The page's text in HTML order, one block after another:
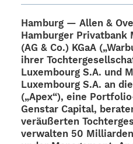
Hamburg — Allen &
Hambur­ger Privat­bank
(AG & Co.) KGaA
ihrer
Luxem­bourg S.A. und
Luxem­bourg S.A. an die
(„Apex“), eine
Genstar Capi­tal,
veräu­ßer­ten
verwal­ten 50